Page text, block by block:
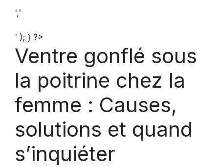
','
' ); } ?>
Ventre gonflé sous
la poitrine chez la
femme : Causes,
solutions et quand
s’inquiéter